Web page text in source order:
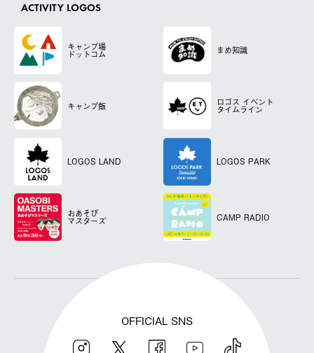
ACTIVITY LOGOS
キャンプ場
ドットコム まめ知識
キャンプ飯 ロゴス イベント
タイムライン
LOGOS LAND LOGOS PARK
おあそび
マスターズ CAMP RADIO
OFFICIAL SNS